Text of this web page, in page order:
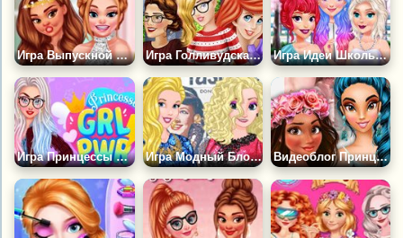
Игра Выпускной в Колледже Принцесс Игра Голливудская Роль для Авроры Игра Идеи Школьных Образов от Принцесс
Игра Принцессы Диснея: Girl Power Игра Модный Блог Подружек Принцесс Видеоблог Принцесс: Скоро Весна!